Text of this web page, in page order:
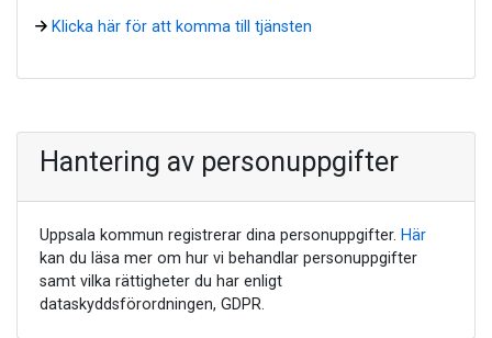
Klicka här för att komma till tjänsten
Hantering av personuppgifter
Uppsala kommun registrerar dina personuppgifter. Här
kan du läsa mer om hur vi behandlar personuppgifter
samt vilka rättigheter du har enligt
dataskyddsförordningen, GDPR.